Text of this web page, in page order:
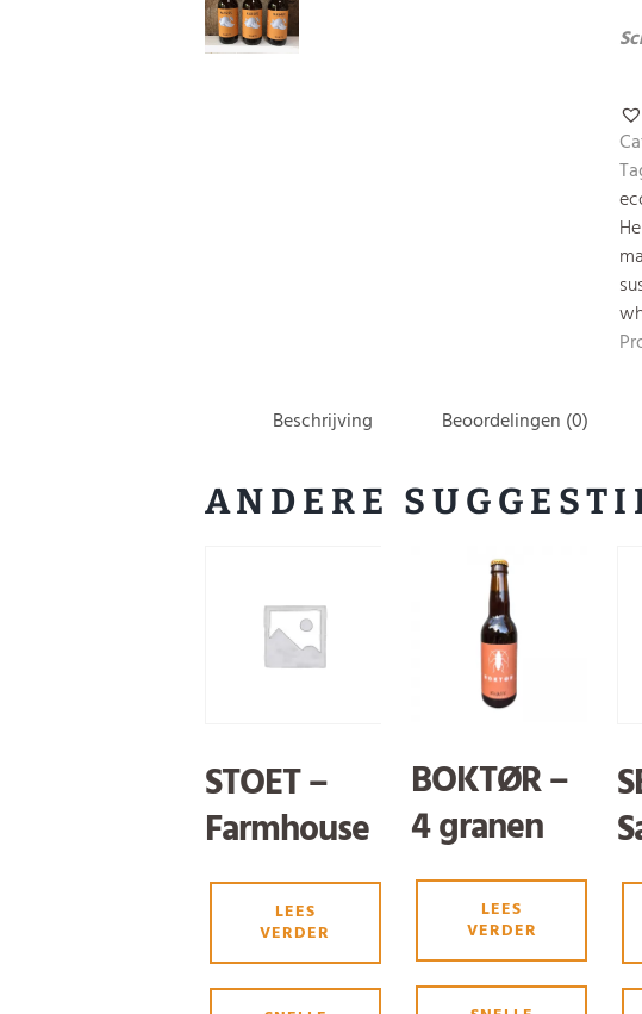
Beschrijving Beoordelingen (0)
ANDERE
STOET –
Farmhouse
Rye Ale
LEES
VERDER
BOKTØR –
4 granen
Bokbier
LEES
VERDER